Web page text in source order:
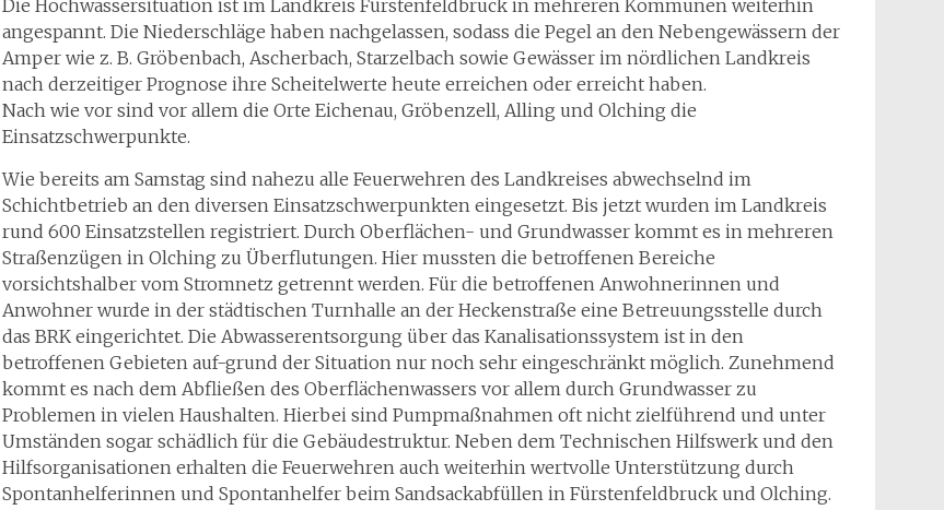
Die Hochwassersituation ist im Landkreis Fürstenfeldbruck in mehreren Kommunen weiterhin
angespannt. Die Niederschläge haben nachgelassen, sodass die Pegel an den Nebengewässern der
Amper wie z. B. Gröbenbach, Ascherbach, Starzelbach sowie Gewässer im nördlichen Landkreis
nach derzeitiger Prognose ihre Scheitelwerte heute erreichen oder erreicht haben.
Nach wie vor sind vor allem die Orte Eichenau, Gröbenzell, Alling und Olching die
Einsatzschwerpunkte.
Wie bereits am Samstag sind nahezu alle Feuerwehren des Landkreises abwechselnd im
Schichtbetrieb an den diversen Einsatzschwerpunkten eingesetzt. Bis jetzt wurden im Landkreis
rund 600 Einsatzstellen registriert. Durch Oberflächen- und Grundwasser kommt es in mehreren
Straßenzügen in Olching zu Überflutungen. Hier mussten die betroffenen Bereiche
vorsichtshalber vom Stromnetz getrennt werden. Für die betroffenen Anwohnerinnen und
Anwohner wurde in der städtischen Turnhalle an der Heckenstraße eine Betreuungsstelle durch
das BRK eingerichtet. Die Abwasserentsorgung über das Kanalisationssystem ist in den
betroffenen Gebieten auf-grund der Situation nur noch sehr eingeschränkt möglich. Zunehmend
kommt es nach dem Abfließen des Oberflächenwassers vor allem durch Grundwasser zu
Problemen in vielen Haushalten. Hierbei sind Pumpmaßnahmen oft nicht zielführend und unter
Umständen sogar schädlich für die Gebäudestruktur. Neben dem Technischen Hilfswerk und den
Hilfsorganisationen erhalten die Feuerwehren auch weiterhin wertvolle Unterstützung durch
Spontanhelferinnen und Spontanhelfer beim Sandsackabfüllen in Fürstenfeldbruck und Olching.